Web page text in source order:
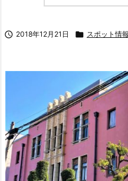
 2018年12月21日  スポット情報